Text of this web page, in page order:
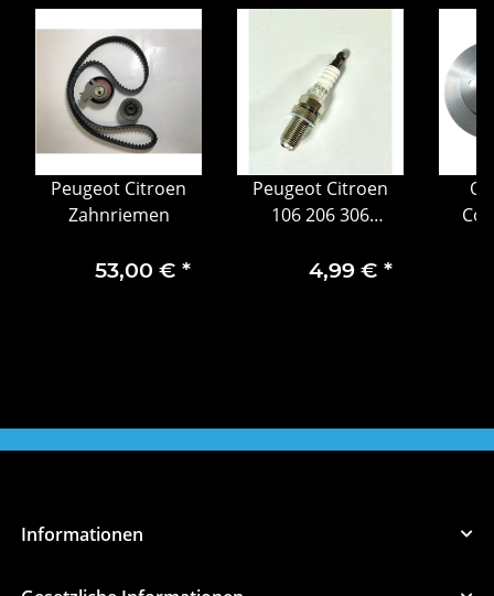
Peugeot Citroen
Zahnriemen
53,00 € *
Peugeot Citroen
106 206 306
Zündkerze 5962.R5
4,99 € *
Informationen